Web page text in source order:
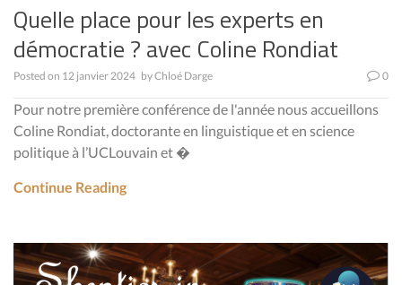
Quelle place pour les experts en
démocratie ? avec Coline Rondiat
Posted on 12 janvier 2024 byChloé Darge 0
Pour notre première conférence de l'année nous accueillons
Coline Rondiat, doctorante en linguistique et en science
politique à l’UCLouvain et �
Continue Reading